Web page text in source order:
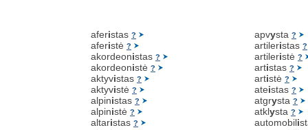
aferistas ?
aferistė ?
akordeonistas ?
akordeonistė ?
aktyvistas ?
aktyvistė ?
alpinistas ?
alpinistė ?
altaristas ?
apvysta ?
artileristas ?
artileristė ?
artistas ?
artistė ?
ateistas ?
atgrysta ?
atklysta ?
automobili